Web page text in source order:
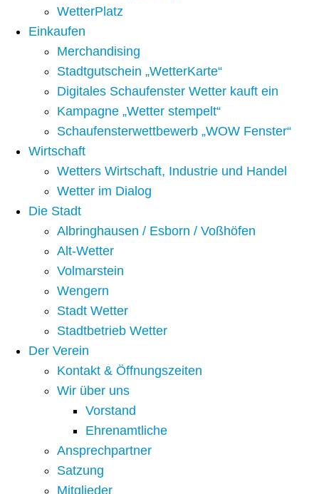
WetterPlatz
Einkaufen
Merchandising
Stadtgutschein „WetterKarte“
Digitales Schaufenster Wetter kauft ein
Kampagne „Wetter stempelt“
Schaufensterwettbewerb „WOW Fenster“
Wirtschaft
Wetters Wirtschaft, Industrie und Handel
Wetter im Dialog
Die Stadt
Albringhausen / Esborn / Voßhöfen
Alt-Wetter​
Volmarstein
Wengern
Stadt Wetter
Stadtbetrieb Wetter
Der Verein
Kontakt & Öffnungszeiten
Wir über uns
Vorstand
Ehrenamtliche
Ansprechpartner
Satzung
Mitglieder